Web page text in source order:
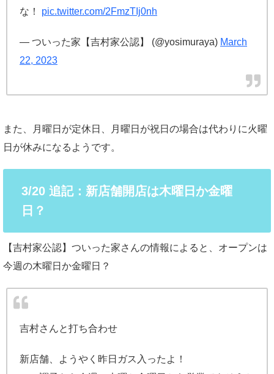
な！ pic.twitter.com/2FmzTIj0nh
— ついった家【吉村家公認】 (@yosimuraya) March
22, 2023
また、月曜日が定休日、月曜日が祝日の場合は代わりに火曜
日が休みになるようです。
3/20 追記：新店舗開店は木曜日か金曜
日？
【吉村家公認】ついった家さんの情報によると、オープンは
今週の木曜日か金曜日？
吉村さんと打ち合わせ
新店舗、ようやく昨日ガス入ったよ！